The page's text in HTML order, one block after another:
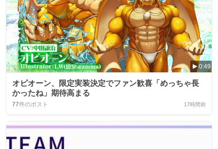
0:49
オピオーン、限定実装決定でファン歓喜「めっちゃ長
かったね」期待高まる
77件のポスト 17時間前